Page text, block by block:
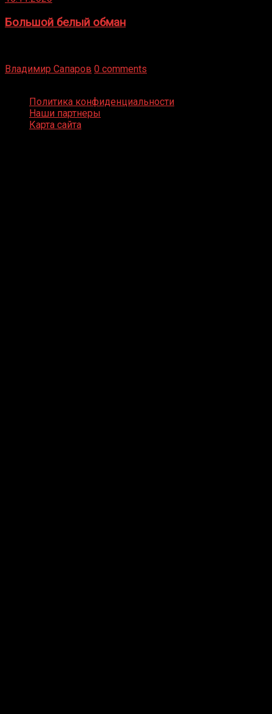
Большой белый обман
Владимир Сапаров 0 comments
Политика конфиденциальности
Наши партнеры
Карта сайта